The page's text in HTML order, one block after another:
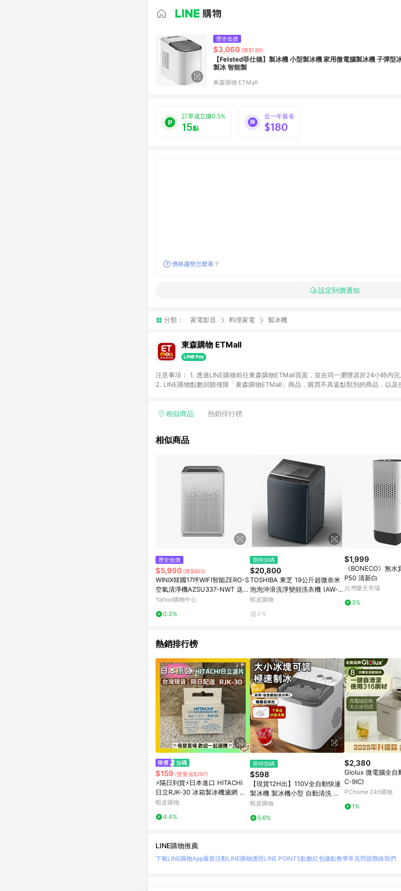
歷史低價
$3,060 (降$180)
【Felsted菲仕德】製冰機 小型製冰機 家用微電腦製冰機 子彈型
製冰 智能製
東森購物 ETMall
訂單成立賺0.5%
15點
近一年最省
$180
價格趨勢怎麼看？
設定到價通知
分類： 家電影音 料理家電 製冰機
東森購物 ETMall
注意事項： 1. 透過LINE購物前往東森購物ETMall頁面，並在同一瀏覽器於24小時內完
2. LINE購物點數回饋僅限「東森購物ETMall」商品，購買不具返點類別的商品，以及
「草莓網」全館商品。 4. 如取消訂單、退貨、退款或購物中登出東森購物ETMall，將
面顯示為準。 7. LINE購物設有「單一商品最高回饋點數」機制(特殊活動時開放「回饋
品資料更新會有時間差，如顯示之商品規格、顏色、價位、贈品與東森購物ETMall銷
準。 9. 若有贈點爭議，請務必於訂單日期+180天以內至LINE購物客服洽詢；若超過
贈點回饋。 10. 部分點數紅包僅限指定商品使用，或不適用於無回饋商品。各點數紅
紅包頁面規則為準。
相似商品 熱銷排行榜
相似商品
歷史低價
$5,990 (降$665)
WINIX韓國17坪WIFI智能ZERO-S
空氣清淨機AZSU337-NWT 送7-
11商品卡800元
Yahoo購物中心
0.3%
限時加碼
$20,800
TOSHIBA 東芝 19公斤超微奈米
泡泡沖浪洗淨變頻洗衣機 (AW-T
08DU2000QTA（MG）)
蝦皮購物
0%
$1,999
《BONECO》無
P50 清新白
台灣樂天市場
3%
熱銷排行榜
$159 (雙重省$297)
⚡隔日到貨⚡日本進口 HITACHI
日立RJK-30 冰箱製冰機濾網 自
動製冰濾片 日立製冰盒濾片 另售
蝦皮購物
4.4%
限時加碼
$598
【現貨12H出】110V全自動快速
製冰機 製冰機小型 自動清洗 家
用製冰機 小型製冰機 制冰機 迷
蝦皮購物
5.6%
$2,380
Glolux 微電腦全自動
C-9IC)
PChome 24h購物
1%
LINE購物推薦
下載LINE購物App最新活動LINE購物護照LINE POINTS點數紅包賺點教學常見問題聯絡我們